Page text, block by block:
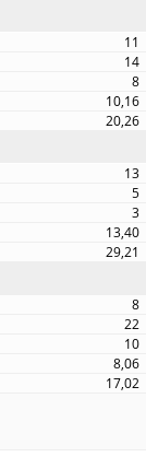
11
14
8
10,16
20,26
13
5
3
13,40
29,21
8
22
10
8,06
17,02